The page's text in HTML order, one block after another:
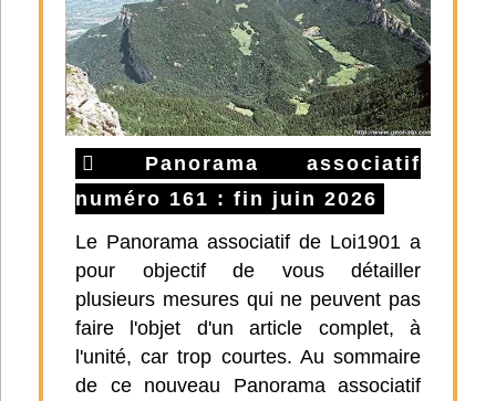
Panorama associatif
numéro 161 : fin juin 2026
Le Panorama associatif de Loi1901 a
pour objectif de vous détailler
plusieurs mesures qui ne peuvent pas
faire l'objet d'un article complet, à
l'unité, car trop courtes. Au sommaire
de ce nouveau Panorama associatif